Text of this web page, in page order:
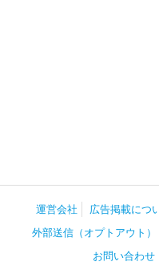
運営会社 広告掲載につ
外部送信（オプトアウト）
お問い合わせ